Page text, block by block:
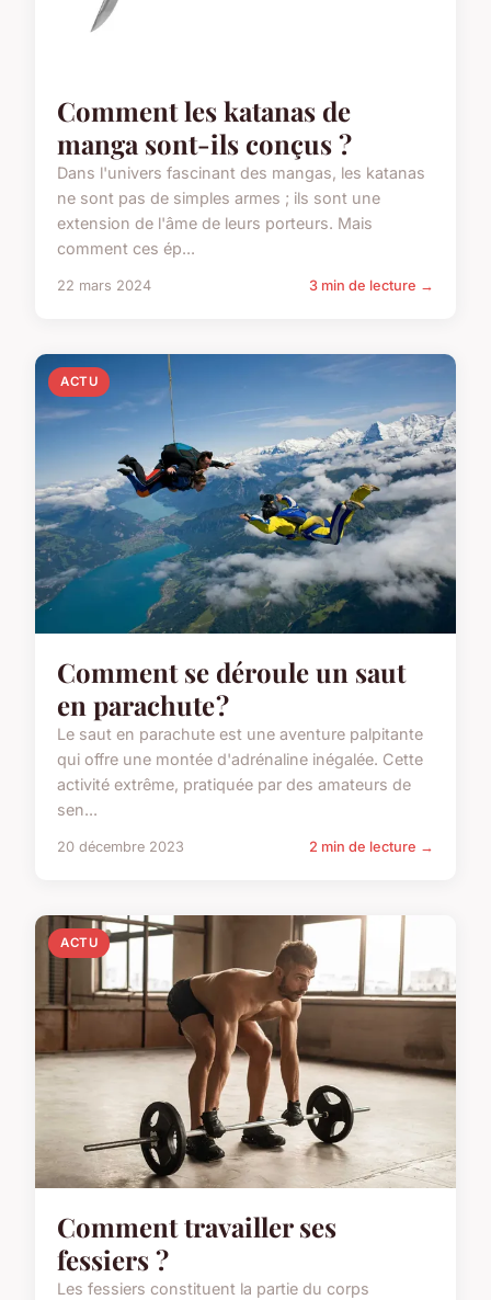
Comment les katanas de
manga sont-ils conçus ?
Dans l'univers fascinant des mangas, les katanas
ne sont pas de simples armes ; ils sont une
extension de l'âme de leurs porteurs. Mais
comment ces ép...
22 mars 2024 3 min de lecture →
ACTU
Comment se déroule un saut
en parachute ?
Le saut en parachute est une aventure palpitante
qui offre une montée d'adrénaline inégalée. Cette
activité extrême, pratiquée par des amateurs de
sen...
20 décembre 2023 2 min de lecture →
ACTU
Comment travailler ses
fessiers ?
Les fessiers constituent la partie du corps